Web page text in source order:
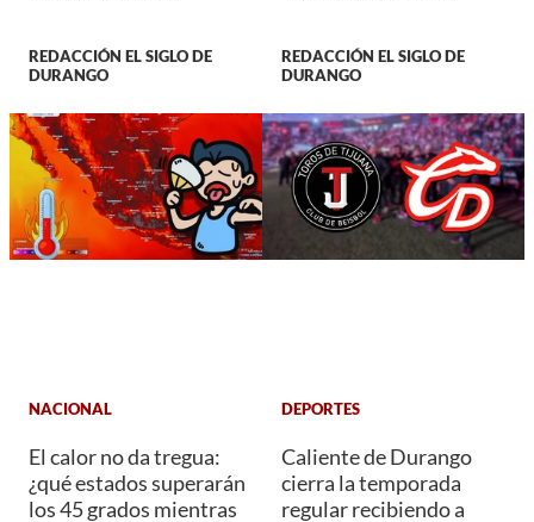
REDACCIÓN EL SIGLO DE
DURANGO
REDACCIÓN EL SIGLO DE
DURANGO
NACIONAL
El calor no da tregua:
¿qué estados superarán
los 45 grados mientras
DEPORTES
Caliente de Durango
cierra la temporada
regular recibiendo a